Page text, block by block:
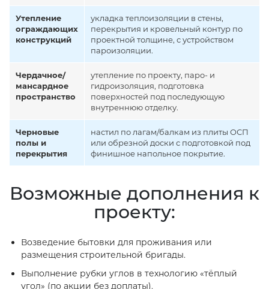
Утепление
ограждающих
конструкций
укладка теплоизоляции в стены,
перекрытия и кровельный контур по
проектной толщине, с устройством
пароизоляции.
Чердачное/
мансардное
пространство
утепление по проекту, паро- и
гидроизоляция, подготовка
поверхностей под последующую
внутреннюю отделку.
Черновые
полы и
перекрытия
настил по лагам/балкам из плиты ОСП
или обрезной доски с подготовкой под
финишное напольное покрытие.
Возможные дополнения к
проекту:
Возведение бытовки для проживания или
размещения строительной бригады.
Выполнение рубки углов в технологию «тёплый
угол» (по акции без доплаты).